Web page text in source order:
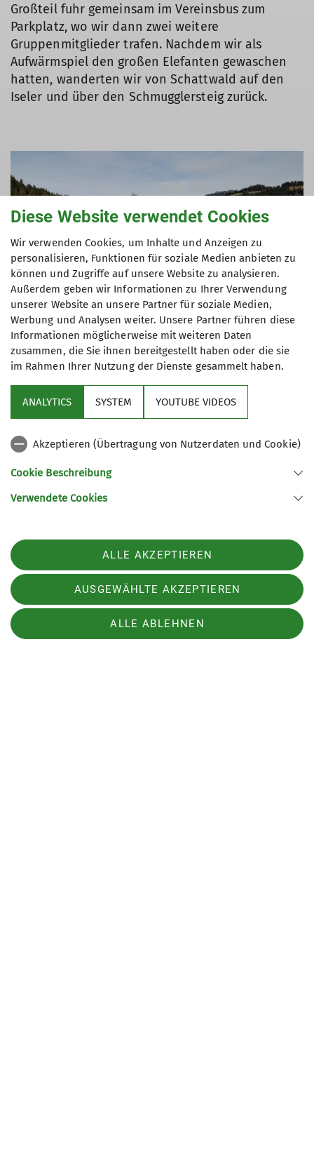
Großteil fuhr gemeinsam im Vereinsbus zum
Parkplatz, wo wir dann zwei weitere
Gruppenmitglieder trafen. Nachdem wir als
Aufwärmspiel den großen Elefanten gewaschen
hatten, wanderten wir von Schattwald auf den
Iseler und über den Schmugglersteig zurück.
Aufwärmspiel: Elefant waschen
Diese Website verwendet Cookies
Wir verwenden Cookies, um Inhalte und Anzeigen zu
personalisieren, Funktionen für soziale Medien anbieten zu
können und Zugriffe auf unsere Website zu analysieren.
Außerdem geben wir Informationen zu Ihrer Verwendung
unserer Website an unsere Partner für soziale Medien,
Werbung und Analysen weiter. Unsere Partner führen diese
Informationen möglicherweise mit weiteren Daten
zusammen, die Sie ihnen bereitgestellt haben oder die sie
im Rahmen Ihrer Nutzung der Dienste gesammelt haben.
ANALYTICS SYSTEM YOUTUBE VIDEOS
Akzeptieren (Übertragung von Nutzerdaten und Cookie)
Cookie Beschreibung
Verwendete Cookies
ALLE AKZEPTIEREN
AUSGEWÄHLTE AKZEPTIEREN
ALLE ABLEHNEN